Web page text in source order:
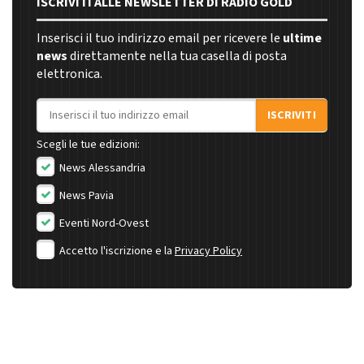
Inserisci il tuo indirizzo email per ricevere le ultime
newsdirettamente nella tua casella di posta
elettronica.
Indirizzo email
ISCRIVITI
Scegli le tue edizioni:
News Alessandria
News Pavia
Eventi Nord-Ovest
Accetto l'iscrizione e la Privacy Policy